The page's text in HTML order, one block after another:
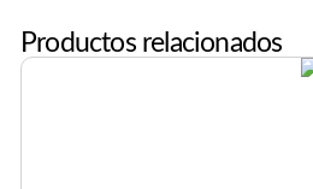
Productos relacionados